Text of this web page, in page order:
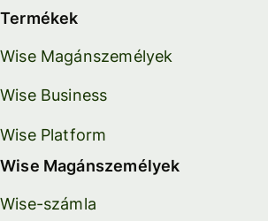
Termékek
Wise Magánszemélyek
Wise Business
Wise Platform
Wise Magánszemélyek
Wise-számla